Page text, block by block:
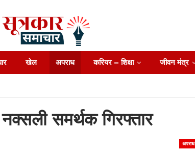
खेल अपराध करियर – शिक्षा जीवन मंत्र
समर्थक गिरफ्तार
अपराध